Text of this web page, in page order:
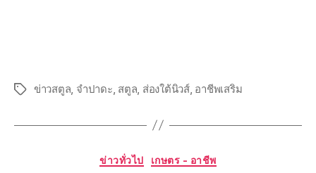
ข่าวสตูล จำปาดะ สตูล ส่องใต้นิวส์, อาชีพเสริม
ข่าวทั่วไป เกษตร - อาชีพ